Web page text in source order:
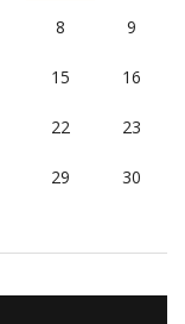
8 9
15 16
22 23
29 30